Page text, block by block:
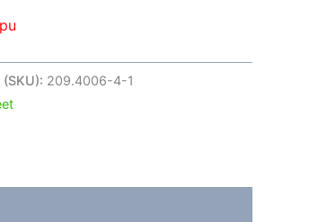
209.4006-4-1